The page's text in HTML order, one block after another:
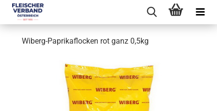
Wiberg-Paprikaflocken rot ganz 0,5kg